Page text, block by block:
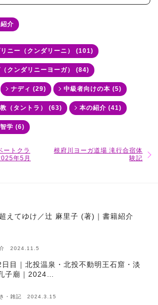
介
ニー（クンダリーニ） (101)
クンダリニーヨーガ） (84)
ナディ (29) 中級者向けの本 (5)
（タントラ） (63) 本の紹介 (41)
学 (6)
ートクラ
年5月
根府川ヨーガ道場 滝行合宿体
験記
えてゆけ／辻 麻里子 (著)｜書籍紹介
介 2024.11.5
日目｜北投温泉・北投不動明王石窟・淡
子廟｜2024…
・雑記 2024.3.15